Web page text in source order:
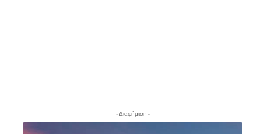
- Διαφήμιση -